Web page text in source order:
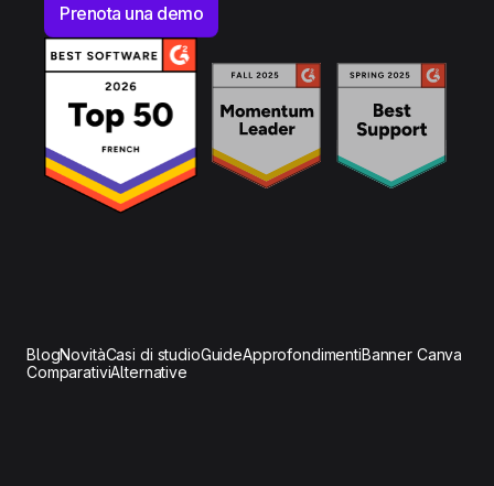
Prenota una demo
BlogNovitàCasi di studioGuideApprofondimentiBanner Canva
ComparativiAlternative